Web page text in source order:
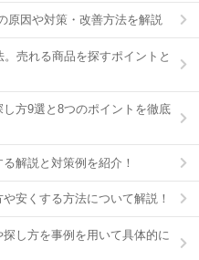
原因や対策・改善方法を解説
売れる商品を探すポイントと
し方9選と8つのポイントを徹底
解説と対策例を紹介！
安くする方法について解説！
し方を事例を用いて具体的に